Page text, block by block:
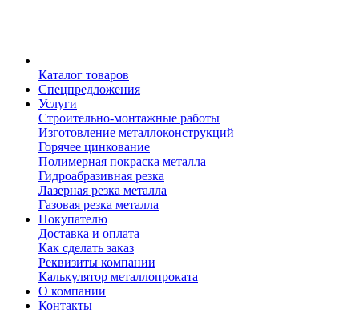
Каталог товаров
Спецпредложения
Услуги
Строительно-монтажные работы
Изготовление металлоконструкций
Горячее цинкование
Полимерная покраска металла
Гидроабразивная резка
Лазерная резка металла
Газовая резка металла
Покупателю
Доставка и оплата
Как сделать заказ
Реквизиты компании
Калькулятор металлопроката
О компании
Контакты